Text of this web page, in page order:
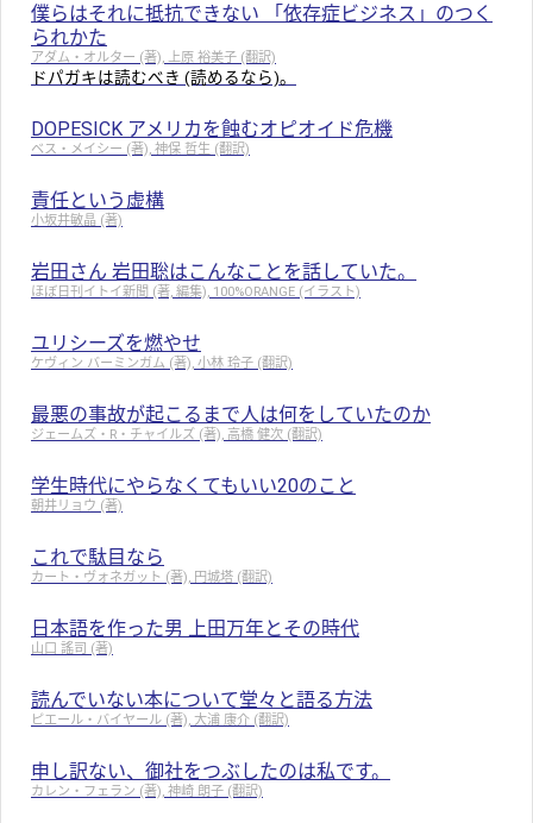
僕らはそれに抵抗できない 「依存症ビジネス」のつく
られかた
アダム・オルター (著), 上原 裕美子 (翻訳)
ドパガキは読むべき (読めるなら)。
DOPESICK アメリカを蝕むオピオイド危機
ベス・メイシー (著), 神保 哲生 (翻訳)
責任という虚構
小坂井敏晶 (著)
岩田さん 岩田聡はこんなことを話していた。
ほぼ日刊イトイ新聞 (著, 編集), 100%ORANGE (イラスト)
ユリシーズを燃やせ
ケヴィン バーミンガム (著), 小林 玲子 (翻訳)
最悪の事故が起こるまで人は何をしていたのか
ジェームズ・R・チャイルズ (著), 高橋 健次 (翻訳)
学生時代にやらなくてもいい20のこと
朝井リョウ (著)
これで駄目なら
カート・ヴォネガット (著), 円城塔 (翻訳)
日本語を作った男 上田万年とその時代
山口 謠司 (著)
読んでいない本について堂々と語る方法
ピエール・バイヤール (著), 大浦 康介 (翻訳)
申し訳ない、御社をつぶしたのは私です。
カレン・フェラン (著), 神崎 朗子 (翻訳)